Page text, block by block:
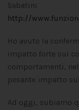
Sabatini
http://
Ho avuto la
impatto forte sui
comportamenti,
pesante impatto
Ad oggi, subiamo